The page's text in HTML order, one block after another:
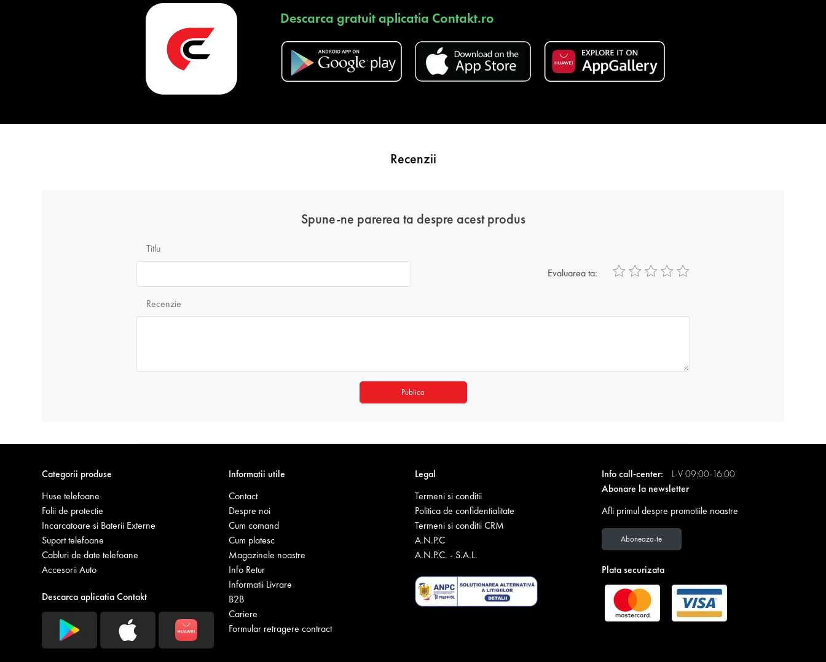
Descarca gratuit aplicatia Contakt.ro
Recenzii
Spune-ne parerea ta despre acest produs
Titlu
Evaluarea ta:
Recenzie
Publica
Categorii produse
Huse telefoane
Folii de protectie
Incarcatoare si Baterii Externe
Suport telefoane
Cabluri de date telefoane
Accesorii Auto
Descarca aplicatia Contakt
Informatii utile
Contact
Despre noi
Cum comand
Cum platesc
Magazinele noastre
Info Retur
Informatii Livrare
B2B
Cariere
Formular retragere contract
Legal
Termeni si conditii
Politica de confidentialitate
Termeni si conditii CRM
A.N.P.C
A.N.P.C. - S.A.L.
Info call-center:
L-V 09:00-16:00
Abonare la newsletter
Afli primul despre promotiile noastre
Aboneaza-te
Plata securizata